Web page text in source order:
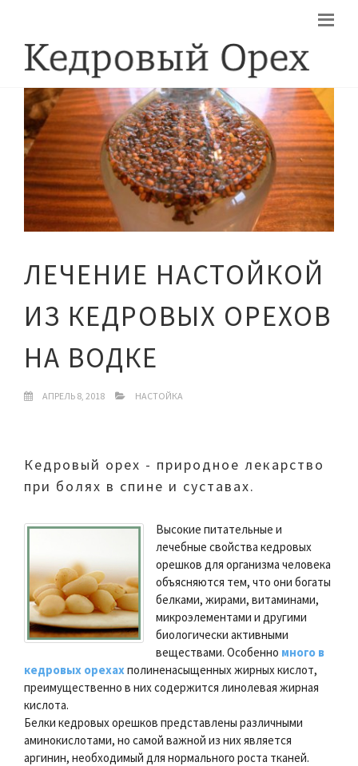
ЛЕЧЕНИЕ НАСТОЙКОЙ
ИЗ КЕДРОВЫХ ОРЕХОВ
НА ВОДКЕ
АПРЕЛЬ 8, 2018 НАСТОЙКА
Кедровый орех - природное лекарство
при болях в спине и суставах.
Высокие питательные и
лечебные свойства кедровых
орешков для организма человека
объясняются тем, что они богаты
белками, жирами, витаминами,
микроэлементами и другими
биологически активными
веществами. Особенно много в
кедровых орехах полиненасыщенных жирных кислот,
преимущественно в них содержится линолевая жирная
кислота.
Белки кедровых орешков представлены различными
аминокислотами, но самой важной из них является
аргинин, необходимый для нормального роста тканей.